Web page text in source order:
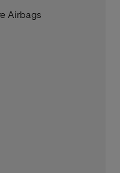
Airbags